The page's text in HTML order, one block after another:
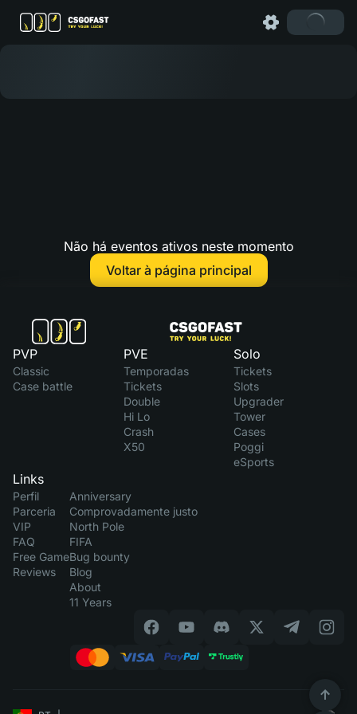
Não há eventos ativos neste momento
Voltar à página principal
PVP
Classic
Case battle
PVE
Temporadas
Tickets
Double
Hi Lo
Crash
X50
Solo
Tickets
Slots
Upgrader
Tower
Cases
Poggi
eSports
Links
Perfil
Parceria
VIP
FAQ
Free Game
Reviews
Anniversary
Comprovadamente justo
North Pole
FIFA
Bug bounty
Blog
About
11 Years